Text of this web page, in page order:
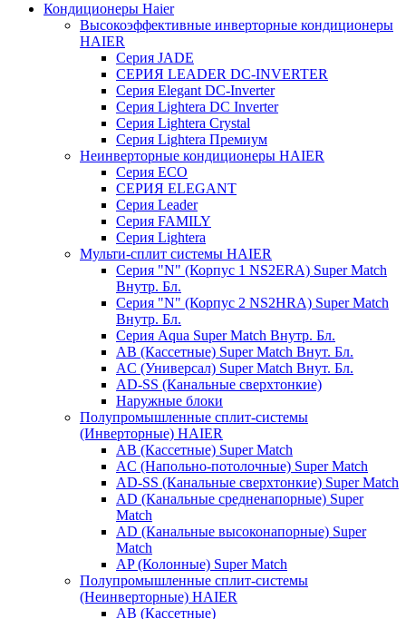
Кондиционеры Haier
Высокоэффективные инверторные кондиционеры
HAIER
Серия JADE
СЕРИЯ LEADER DC-INVERTER
Серия Elegant DC-Inverter
Серия Lightera DC Inverter
Серия Lightera Crystal
Серия Lightera Премиум
Неинверторные кондиционеры HAIER
Серия ECO
СЕРИЯ ELEGANT
Серия Leader
Серия FAMILY
Серия Lightera
Мульти-сплит системы HAIER
Серия "N" (Корпус 1 NS2ERA) Super Match
Внутр. Бл.
Серия "N" (Корпус 2 NS2HRA) Super Match
Внутр. Бл.
Серия Aqua Super Match Внутр. Бл.
AB (Кассетные) Super Match Внут. Бл.
AC (Универсал) Super Match Внут. Бл.
AD-SS (Канальные сверхтонкие)
Наружные блоки
Полупромышленные сплит-системы
(Инверторные) HAIER
AB (Кассетные) Super Match
AC (Напольно-потолочные) Super Match
AD-SS (Канальные сверхтонкие) Super Match
AD (Канальные средненапорные) Super
Match
AD (Канальные высоконапорные) Super
Match
AP (Колонные) Super Match
Полупромышленные сплит-системы
(Неинверторные) HAIER
AB (Кассетные)